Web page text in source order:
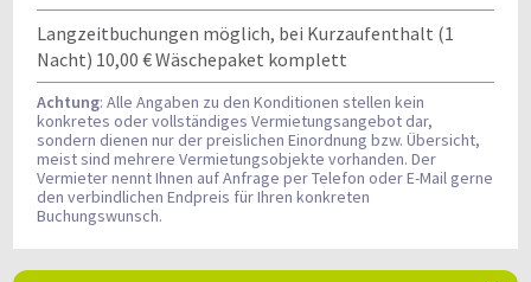
Langzeitbuchungen möglich, bei Kurzaufenthalt (1
Nacht) 10,00 € Wäschepaket komplett
Achtung: Alle Angaben zu den Konditionen stellen kein
konkretes oder vollständiges Vermietungsangebot dar,
sondern dienen nur der preislichen Einordnung bzw. Übersicht,
meist sind mehrere Vermietungsobjekte vorhanden. Der
Vermieter nennt Ihnen auf Anfrage per Telefon oder E-Mail gerne
den verbindlichen Endpreis für Ihren konkreten
Buchungswunsch.